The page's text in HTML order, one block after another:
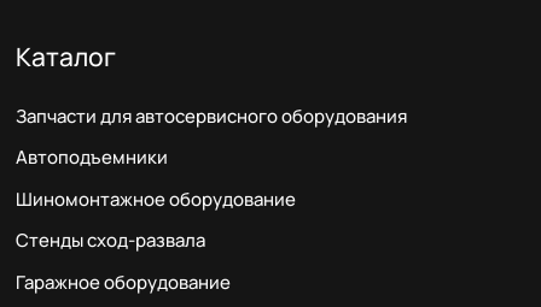
Каталог
Запчасти для автосервисного оборудования
Автоподъемники
Шиномонтажное оборудование
Стенды сход-развала
Гаражное оборудование